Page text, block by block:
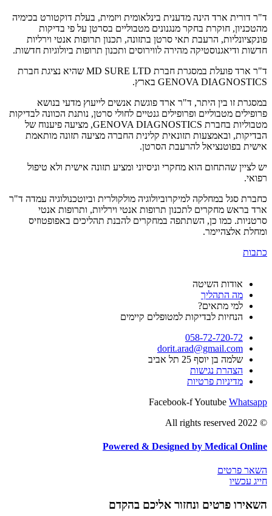
ד"ר דורית ארד הינה מדענית בינלאומית ויזמית, בעלת דוקטורט בכימיה
מהטכניון, חוקרת בחקר מנגנונים מטבוליים בסרטן על פי בדיקות
פונקציונליות, הרעבת תאי סרטן בתזונה, תכנון תרופות אנטי וירליות
חדשות ודיאגנוסטיקה מהירה לווירוסים ותכנון תרופות ביולוגיות חדשות.
ד"ר ארד פועלת במסגרת חברת MD SURE LTD שהיא נציגת חברת
GENOVA DIAGNOSTICS בארץ.
במסגרת זו בין היתר, ד"ר ארד פוגשת אנשים לייעוץ מדעי בנושא
פרופילים מטבוליים ופרופילים גנטיים לחולי סרטן, נותנת הכוונה לבדיקות
מטבוליות בחברת GENOVA DIAGNOSTICS, מציעה פיענוח של
הבדיקות, ובאמצעות תזונאית קלינית החברה מציעה תזונה מותאמת
אישית בפוטנציאל להרעבת הסרטן.
יש לציין שהתחום הוא מחקרי וניסיוני ומציע תזונה אישית ולא טיפול
רפואי.
כחברת סגל במחלקה למיקרוביולוגיה מולקולרית וביוטכנולוגיה עמדה ד"ר
ארד בראש מחקרים לתכנון תרופות אנטי וירליות, ותרופות אנטי
סרטניות. כמו כן, השתתפה במחקרים להבנת תהליכים באפופטוזיס
ומחלת אלצהיימר.
כתבות
אודות השיטה
מה התהליך
למי מתאים?
הנחיות לבדיקות למטופלים קיימים
058-72-720-72
dorit.arad@gmail.com
שלמה בן יוסף 25 תל אביב
הצהרת נגישות
מדיניות פרטיות
Facebook-fYoutube Whatsapp
© 2022 All rights reserved
Powered & Designed by Medical Online
השאר פרטים
חייג עכשיו
השאירו פרטים ונחזור אליכם בהקדם​